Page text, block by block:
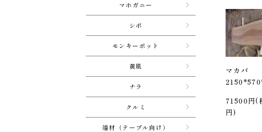
マカバ
71500円(
円)
マホガニー
シポ
モンキーポット
黄肌
ナラ
クルミ
端材（テーブル向け）